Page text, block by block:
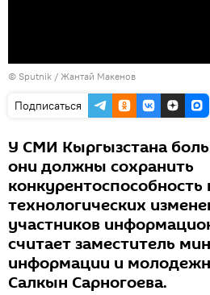
© Sputnik / Жантай Макенов
Подписаться
У СМИ Кыргызстана
они должны сохранить
конкурентоспособность
технологических
участников
считает заместитель
информации и
Салкын Сарногоева.